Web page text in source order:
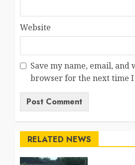
Website
Save my name, email, and
browser for the next time I
RELATED NEWS